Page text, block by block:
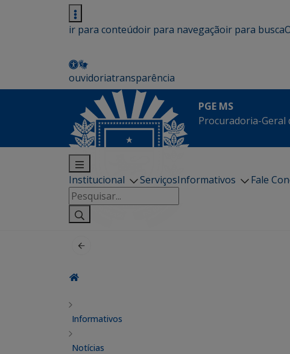
ir para conteúdoir para navegaçãoir para busca
ouvidoriatransparência
PGE MS
Procuradoria-Geral
Institucional ServiçosInformativos Fale
Pesquisar
por:
Informativos
Notícias